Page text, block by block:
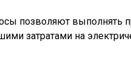
позволяют выполнять
затратами на